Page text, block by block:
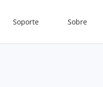
Soporte Sobre